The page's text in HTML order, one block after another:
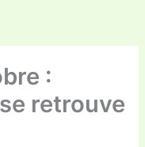
:
retrouve